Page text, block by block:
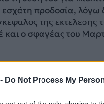
Do Not Process My
προδοσία, λόγω
της εκτελεσης
και ο σφαγέας του
ΔΙΑΦΗΜΙΣΗ